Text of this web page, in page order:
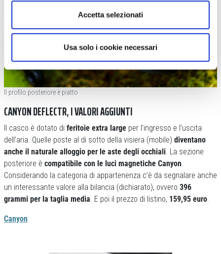
Accetta selezionati
Usa solo i cookie necessari
Il profilo posteriore è piatto
CANYON DEFLECTR, I VALORI AGGIUNTI
Il casco è dotato di feritoie extra large per l’ingresso e l’uscita
dell’aria. Quelle poste al di sotto della visiera (mobile) diventano
anche il naturale alloggio per le aste degli occhiali. La sezione
posteriore è compatibile con le luci magnetiche Canyon.
Considerando la categoria di appartenenza c’è da segnalare anche
un interessante valore alla bilancia (dichiarato), ovvero 396
grammi per la taglia media. E poi il prezzo di listino, 159,95 euro.
Canyon